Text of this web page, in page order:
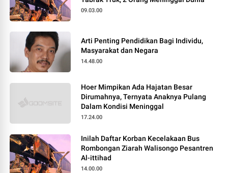
09.03.00
Arti Penting Pendidikan Bagi Individu,
Masyarakat dan Negara
14.48.00
Hoer Mimpikan Ada Hajatan Besar
Dirumahnya, Ternyata Anaknya Pulang
Dalam Kondisi Meninggal
17.24.00
Inilah Daftar Korban Kecelakaan Bus
Rombongan Ziarah Walisongo Pesantren
Al-ittihad
14.00.00